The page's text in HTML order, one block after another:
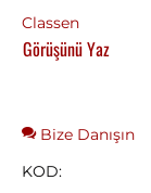
Classen
Görüşünü Yaz
Bize Danışın
KOD: